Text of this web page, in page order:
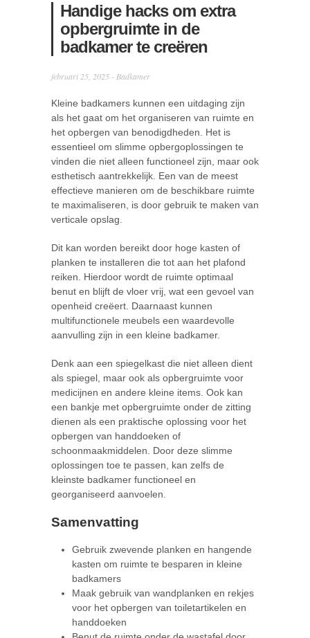
Handige hacks om extra
opbergruimte in de
badkamer te creëren
februari 25, 2025 - Badkamer
Kleine badkamers kunnen een uitdaging zijn
als het gaat om het organiseren van ruimte en
het opbergen van benodigdheden. Het is
essentieel om slimme opbergoplossingen te
vinden die niet alleen functioneel zijn, maar ook
esthetisch aantrekkelijk. Een van de meest
effectieve manieren om de beschikbare ruimte
te maximaliseren, is door gebruik te maken van
verticale opslag.
Dit kan worden bereikt door hoge kasten of
planken te installeren die tot aan het plafond
reiken. Hierdoor wordt de ruimte optimaal
benut en blijft de vloer vrij, wat een gevoel van
openheid creëert. Daarnaast kunnen
multifunctionele meubels een waardevolle
aanvulling zijn in een kleine badkamer.
Denk aan een spiegelkast die niet alleen dient
als spiegel, maar ook als opbergruimte voor
medicijnen en andere kleine items. Ook kan
een bankje met opbergruimte onder de zitting
dienen als een praktische oplossing voor het
opbergen van handdoeken of
schoonmaakmiddelen. Door deze slimme
oplossingen toe te passen, kan zelfs de
kleinste badkamer functioneel en
georganiseerd aanvoelen.
Samenvatting
Gebruik zwevende planken en hangende
kasten om ruimte te besparen in kleine
badkamers
Maak gebruik van wandplanken en rekjes
voor het opbergen van toiletartikelen en
handdoeken